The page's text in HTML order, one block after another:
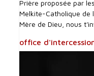
Prière proposée par
Melkite-Catholique de
Mère de Dieu, nous
office